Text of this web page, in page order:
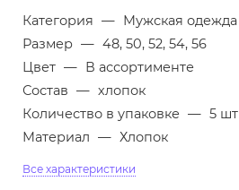
Категория — Мужская одежда
Размер — 48, 50, 52, 54, 56
Цвет — В ассортименте
Состав — хлопок
Количество в упаковке — 5 шт
Материал — Хлопок
Все характеристики